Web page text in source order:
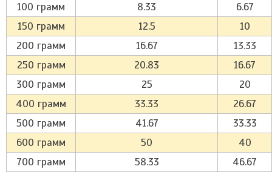
100 грамм
8.33
6.67
150 грамм
12.5
10
200 грамм
16.67
13.33
250 грамм
20.83
16.67
300 грамм
25
20
400 грамм
33.33
26.67
500 грамм
41.67
33.33
600 грамм
50
40
700 грамм
58.33
46.67